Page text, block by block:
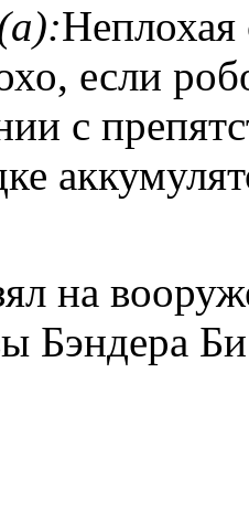
Неплохая
если
с
на
Бэндера